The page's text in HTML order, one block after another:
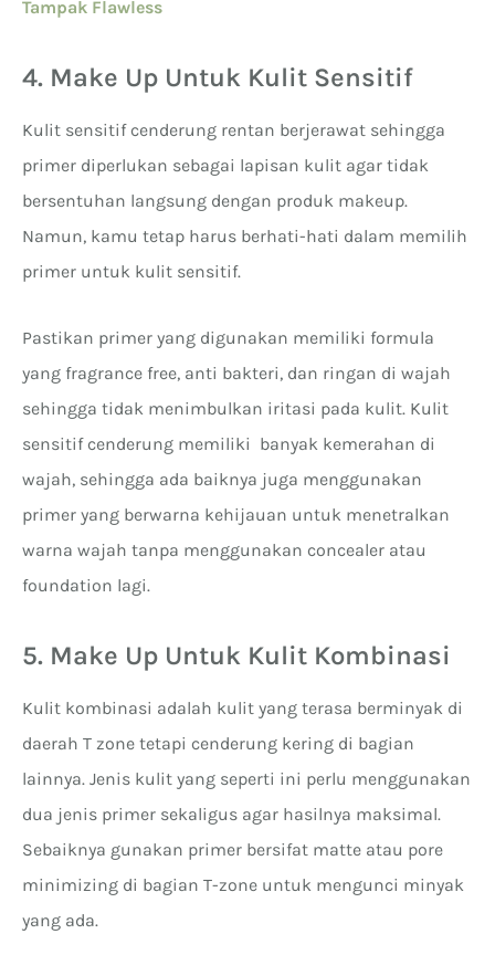
Tampak Flawless
4. Make Up Untuk Kulit Sensitif
Kulit sensitif cenderung rentan berjerawat sehingga
primer diperlukan sebagai lapisan kulit agar tidak
bersentuhan langsung dengan produk makeup.
Namun, kamu tetap harus berhati-hati dalam memilih
primer untuk kulit sensitif.
Pastikan primer yang digunakan memiliki formula
yang fragrance free, anti bakteri, dan ringan di wajah
sehingga tidak menimbulkan iritasi pada kulit. Kulit
sensitif cenderung memiliki banyak kemerahan di
wajah, sehingga ada baiknya juga menggunakan
primer yang berwarna kehijauan untuk menetralkan
warna wajah tanpa menggunakan concealer atau
foundation lagi.
5. Make Up Untuk Kulit Kombinasi
Kulit kombinasi adalah kulit yang terasa berminyak di
daerah T zone tetapi cenderung kering di bagian
lainnya. Jenis kulit yang seperti ini perlu menggunakan
dua jenis primer sekaligus agar hasilnya maksimal.
Sebaiknya gunakan primer bersifat matte atau pore
minimizing di bagian T-zone untuk mengunci minyak
yang ada.